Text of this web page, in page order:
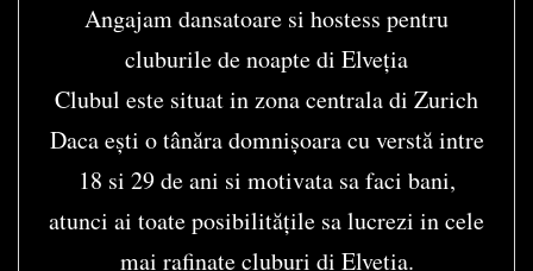
Angajam dansatoare si hostess pentru
cluburile de noapte di Elveția
Clubul este situat in zona centrala di Zurich
Daca ești o tânăra domnișoara cu verstă intre
18 si 29 de ani si motivata sa faci bani,
atunci ai toate posibilitățile sa lucrezi in cele
mai rafinate cluburi di Elveția.